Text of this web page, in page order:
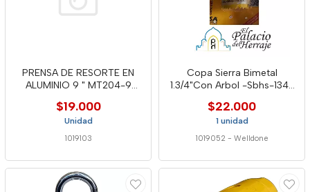
PRENSA DE RESORTE EN
ALUMINIO 9 " MT204-9
$19.000
Unidad
1019103
Copa Sierra Bimetal
1.3/4"Con Arbol -Sbhs-134-
$22.000
1 unidad
1019052 - Welldone